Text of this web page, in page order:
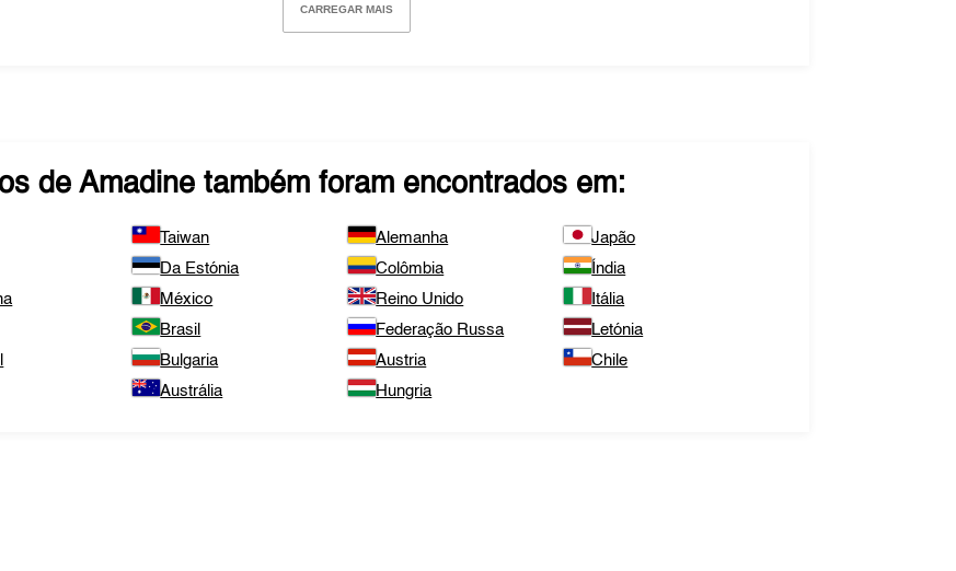
CARREGAR MAIS
deAmadine também foram encontrados em:
Taiwan Alemanha
Japão
Da Estónia Colômbia
Índia
México Reino Unido
Itália
Brasil Federação Russa
Letónia
Bulgaria Austria
Chile
Austrália Hungria